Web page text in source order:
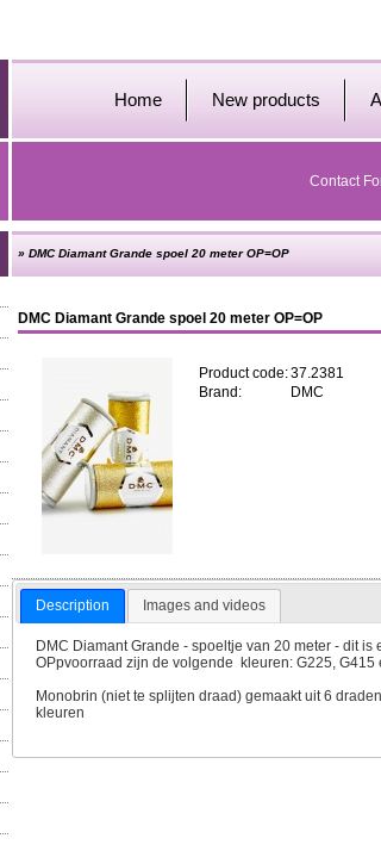
Home New products
Contact
» DMC Diamant Grande spoel 20 meter OP=OP
DMC Diamant Grande spoel 20 meter OP=OP
Product code:37.2381
Brand:
DMC
Description Images and videos
DMC Diamant Grande - spoeltje van 20 meter - dit
OPpvoorraad zijn de volgende kleuren: G225, G415
Monobrin (niet te splijten draad) gemaakt uit 6
kleuren